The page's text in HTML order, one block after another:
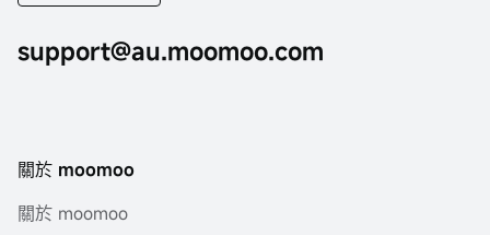
support@au.moomoo.com
關於 moomoo
關於 moomoo